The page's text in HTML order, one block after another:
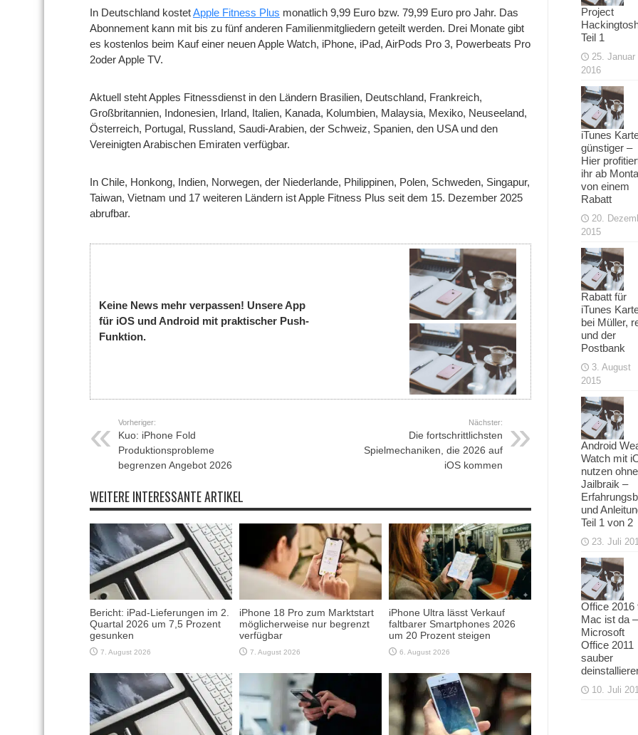
In Deutschland kostetApple Fitness Plus monatlich 9,99 Euro bzw. 79,99 Euro pro Jahr. Das
Abonnement kann mit bis zu fünf anderen Familienmitgliedern geteilt werden. Drei Monate gibt
es kostenlos beim Kauf einer neuen Apple Watch, iPhone, iPad, AirPods Pro 3, Powerbeats Pro
2oder Apple TV.
Aktuell steht Apples Fitnessdienst in den Ländern Brasilien, Deutschland, Frankreich,
Großbritannien, Indonesien, Irland, Italien, Kanada, Kolumbien, Malaysia, Mexiko, Neuseeland,
Österreich, Portugal, Russland, Saudi-Arabien, der Schweiz, Spanien, den USA und den
Vereinigten Arabischen Emiraten verfügbar.
In Chile, Honkong, Indien, Norwegen, der Niederlande, Philippinen, Polen, Schweden, Singapur,
Taiwan, Vietnam und 17 weiteren Ländern ist Apple Fitness Plus seit dem 15. Dezember 2025
abrufbar.
Keine News mehr verpassen! Unsere App
für iOS und Android mit praktischer Push-
Funktion.
Vorheriger:
Kuo: iPhone Fold
Produktionsprobleme
begrenzen Angebot 2026
Nächster:
Die fortschrittlichsten
Spielmechaniken, die 2026 auf
iOS kommen
WEITERE INTERESSANTE ARTIKEL
Bericht: iPad-Lieferungen im 2.
Quartal 2026 um 7,5 Prozent
gesunken
7. August 2026
iPhone 18 Pro zum Marktstart
möglicherweise nur begrenzt
verfügbar
7. August 2026
iPhone Ultra lässt Verkauf
faltbarer Smartphones 2026
um 20 Prozent steigen
6. August 2026
Project
Teil 1
25. Januar
2016
iTunes
günstiger –
Hier
ihr ab
von einem
Rabatt
20.
2015
Rabatt für
iTunes
bei Müller,
und der
Postbank
3. August
2015
Android
Watch mit
nutzen ohne
Jailbraik –
und
Teil 1 von 2
23. Juli
Office 2016
Mac ist da –
Microsoft
Office 2011
sauber
10. Juli